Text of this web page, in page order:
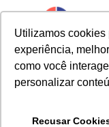
Utilizamos cookies
experiência,
como você
personalizar
Recusar